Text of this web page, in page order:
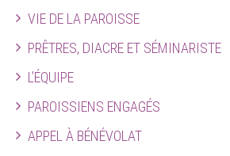
VIE DE LA PAROISSE
PRÊTRES, DIACRE ET SÉMINARISTE
L’ÉQUIPE
PAROISSIENS ENGAGÉS
APPEL À BÉNÉVOLAT